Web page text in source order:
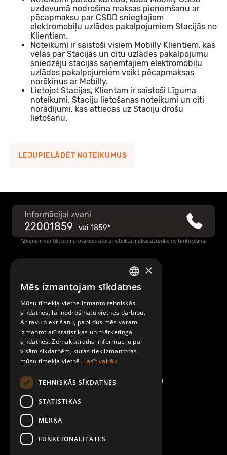
Mobilly maksājumu pakalpojumu līgums
(uzņēmumiem)
Mobilly maksājumu pakalpojumu līguma noteikumi
(uzņēmumiem)
Mobilly naudas izmaksas veidlapa uzņēmumiem
Pielikums Nr.2 Maksājumu pakalpojuma noteikumi
Mobilly sadarbības partnera anketa
Informācija par sīkdatņu (cookies) izmantošanu
Pēcapmaksas pakalpojuma saņemšanas noteikumi
Datu subjekta pieprasījuma veidlapa
Mobilly naudas izmaksas veidlapa
Mobilly konta slēgšanas veidlapa
uzdevumā nodrošina maksas pieņemšanu ar
pēcapmaksu par CSDD sniegtajiem
elektromobiļu uzlādes pakalpojumiem Stacijās no
Klientiem.
Noteikumi ir saistoši visiem Mobilly Klientiem, kas
vēlas par Stacijās un citu uzlādes pakalpojumu
sniedzēju stacijās saņemtajiem elektromobiļu
uzlādes pakalpojumiem veikt pēcapmaksas
norēķinus ar Mobilly.
Lietojot Stacijas, Klientam ir saistoši Līguma
noteikumi, Staciju lietošanas noteikumi un citi
norādījumi, kas attiecas uz Staciju drošu
lietošanu.
LEJUPIELĀDĒT NOTEIKUMUS
Informācijai zvani
22001859 vai 1859*
*Zvanam var tikt piemērota operatora noteiktā maksa atkarībā no tarifu plāna.
Par Mobilly
Noteikumi un līgumi
Kontakti
LATVIAN
ENGLISH
×
Mēs izmantojam sīkdatnes
Mūsu tīmekļa vietne izmanto tehniskās
sīkdatnes, lai nodrošinātu vietnes darbību.
Ar tavu piekrišanu, papildus mēs varam
izmantot arī statistikas un mārketinga
sīkdatnes. Zemāk atradīsi informāciju par
visām sīkdatnēm, kuras tiek izmantotas
mūsu tīmekļa vietnē. Lasīt vairāk
TEHNISKĀS SĪKDATNES
STATISTIKAS
MĒRĶA
FUNKCIONALITĀTES